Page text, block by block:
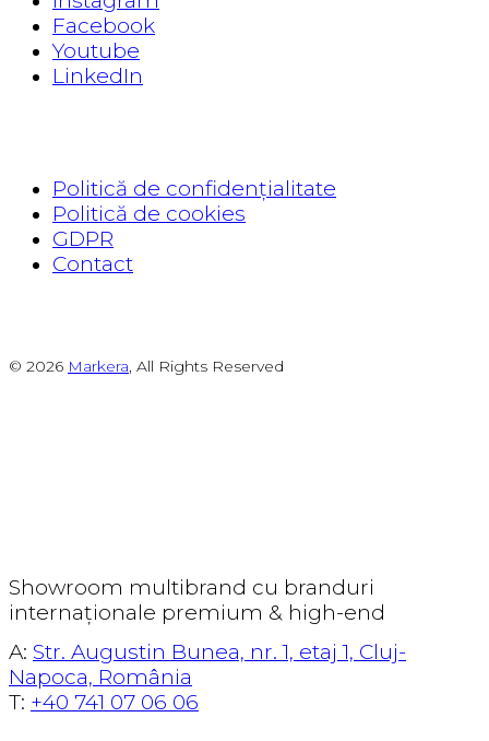
Facebook
Youtube
LinkedIn
Politică de confidențialitate
Politică de cookies
GDPR
Contact
© 2026 Markera, All Rights Reserved
Showroom multibrand cu branduri
internaționale premium & high-end
A: Str. Augustin Bunea, nr. 1, etaj 1, Cluj-
Napoca, România
T: +40 741 07 06 06